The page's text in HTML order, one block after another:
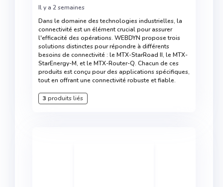
Il y a 2 semaines
Dans le domaine des technologies industrielles, la
connectivité est un élément crucial pour assurer
l'efficacité des opérations. WEBDYN propose trois
solutions distinctes pour répondre à différents
besoins de connectivité : le MTX-StarRoad II, le MTX-
StarEnergy-M, et le MTX-Router-Q. Chacun de ces
produits est conçu pour des applications spécifiques,
tout en offrant une connectivité robuste et fiable.
3 produits liés